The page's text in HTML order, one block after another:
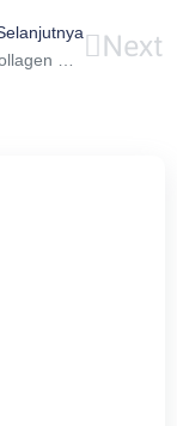
Next